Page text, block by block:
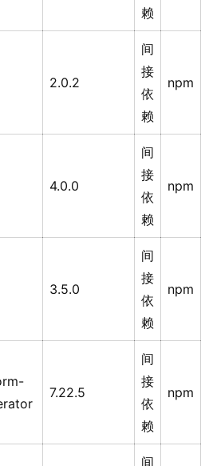
赖
2.0.2
间
接
依
赖
npm
4.0.0
间
接
依
赖
npm
3.5.0
间
接
依
赖
npm
7.22.5
间
接
依
赖
npm
间